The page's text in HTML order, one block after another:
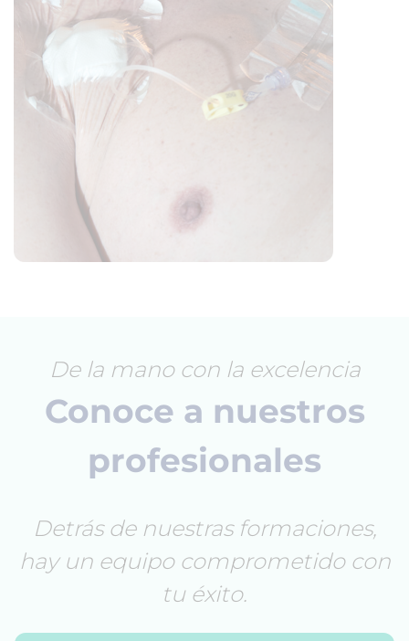
De la mano con la excelencia
Conoce a nuestros
profesionales
Detrás de nuestras formaciones,
hay un equipo comprometido con
tu éxito.